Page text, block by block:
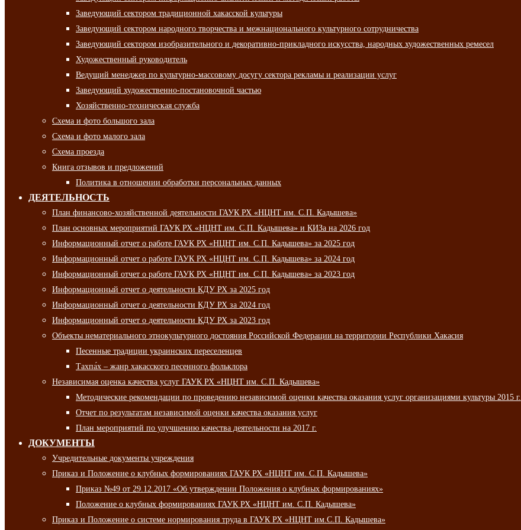
Заведующий сектором традиционной хакасской культуры
Заведующий сектором народного творчества и межнационального культурного сотрудничества
Заведующий сектором изобразительного и декоративно-прикладного искусства, народных художественных ремесел
Художественный руководитель
Ведущий менеджер по культурно-массовому досугу сектора рекламы и реализации услуг
Заведующий художественно-постановочной частью
Хозяйственно-техническая служба
Схема и фото большого зала
Схема и фото малого зала
Схема проезда
Книга отзывов и предложений
Политика в отношении обработки персональных данных
ДЕЯТЕЛЬНОСТЬ
План финансово-хозяйственной деятельности ГАУК РХ «НЦНТ им. С.П. Кадышева»
План основных мероприятий ГАУК РХ «НЦНТ им. С.П. Кадышева» и КИЗа на 2026 год
Информационный отчет о работе ГАУК РХ «НЦНТ им. С.П. Кадышева» за 2025 год
Информационный отчет о работе ГАУК РХ «НЦНТ им. С.П. Кадышева» за 2024 год
Информационный отчет о работе ГАУК РХ «НЦНТ им. С.П. Кадышева» за 2023 год
Информационный отчет о деятельности КДУ РХ за 2025 год
Информационный отчет о деятельности КДУ РХ за 2024 год
Информационный отчет о деятельности КДУ РХ за 2023 год
Объекты нематериального этнокультурного достояния Российской Федерации на территории Республики Хакасия
Песенные традиции украинских переселенцев
Тахпа́х – жанр хакасского песенного фольклора
Независимая оценка качества услуг ГАУК РХ «НЦНТ им. С.П. Кадышева»
Методические рекомендации по проведению независимой оценки качества оказания услуг организациями культуры 2015 г.
Отчет по результатам независимой оценки качества оказания услуг
План мероприятий по улучшению качества деятельности на 2017 г.
ДОКУМЕНТЫ
Учредительные документы учреждения
Приказ и Положение о клубных формированиях ГАУК РХ «НЦНТ им. С.П. Кадышева»
Приказ №49 от 29.12.2017 «Об утверждении Положения о клубных формированиях»
Положение о клубных формированиях ГАУК РХ «НЦНТ им. С.П. Кадышева»
Приказ и Положение о системе нормирования труда в ГАУК РХ «НЦНТ им.С.П. Кадышева»